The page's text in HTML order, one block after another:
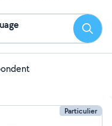
Particulier